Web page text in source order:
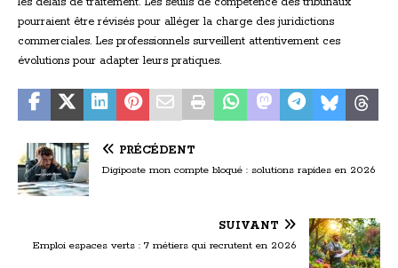
pourraient être révisés pour alléger la charge des juridictions
commerciales. Les professionnels surveillent attentivement ces
évolutions pour adapter leurs pratiques.
PRÉCÉDENT
Digiposte mon compte bloqué : solutions rapides en 2026
SUIVANT
Emploi espaces verts : 7 métiers qui recrutent en 2026